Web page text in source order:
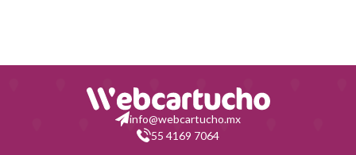
info@webcartucho.mx
55 4169 7064